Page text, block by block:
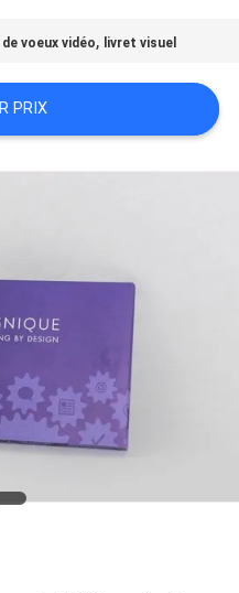
voeux vidéo, livret visuel
PRIX